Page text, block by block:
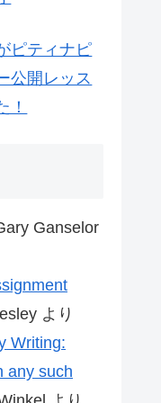
ピティナピ
公開レッス
！
Ganselor
より
Writing:
any such